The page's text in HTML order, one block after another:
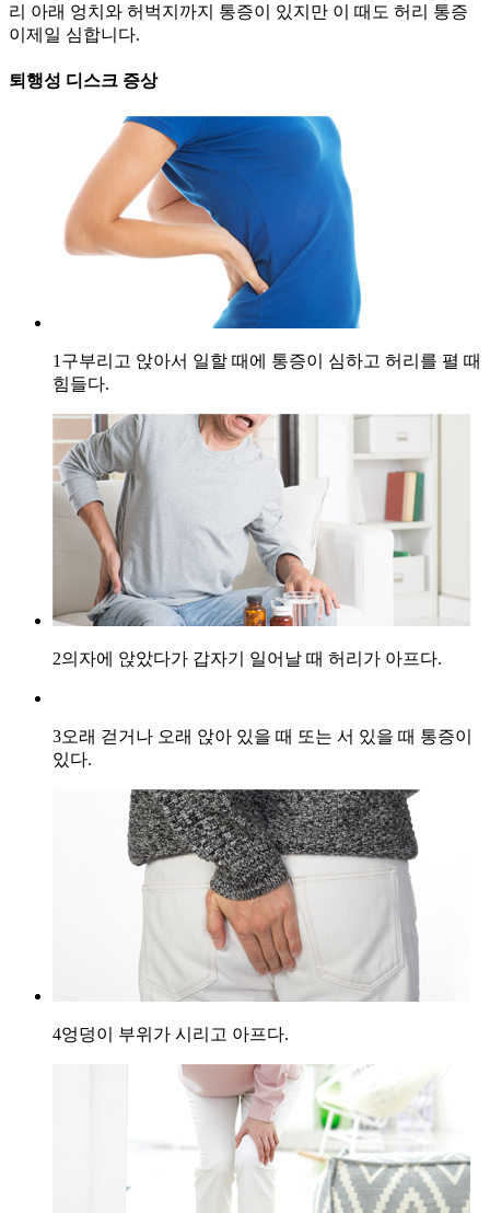
리 아래 엉치와 허벅지까지 통증이 있지만 이 때도 허리 통증
이제일 심합니다.
퇴행성 디스크 증상
1 구부리고 앉아서 일할 때에 통증이 심하고 허리를 펼 때
힘들다.
2의자에 앉았다가 갑자기 일어날 때 허리가 아프다.
3오래 걷거나 오래 앉아 있을 때 또는 서 있을 때 통증이
있다.
4엉덩이 부위가 시리고 아프다.